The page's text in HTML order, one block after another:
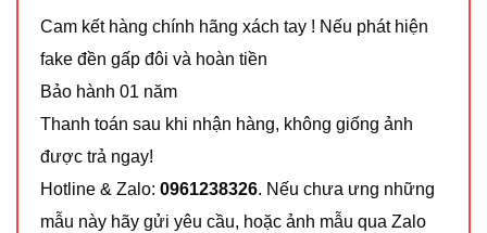
Cam kết hàng chính hãng xách tay ! Nếu phát hiện
fake đền gấp đôi và hoàn tiền
Bảo hành 01 năm
Thanh toán sau khi nhận hàng, không giống ảnh
được trả ngay!
Hotline & Zalo: 0961238326. Nếu chưa ưng những
mẫu này hãy gửi yêu cầu, hoặc ảnh mẫu qua Zalo